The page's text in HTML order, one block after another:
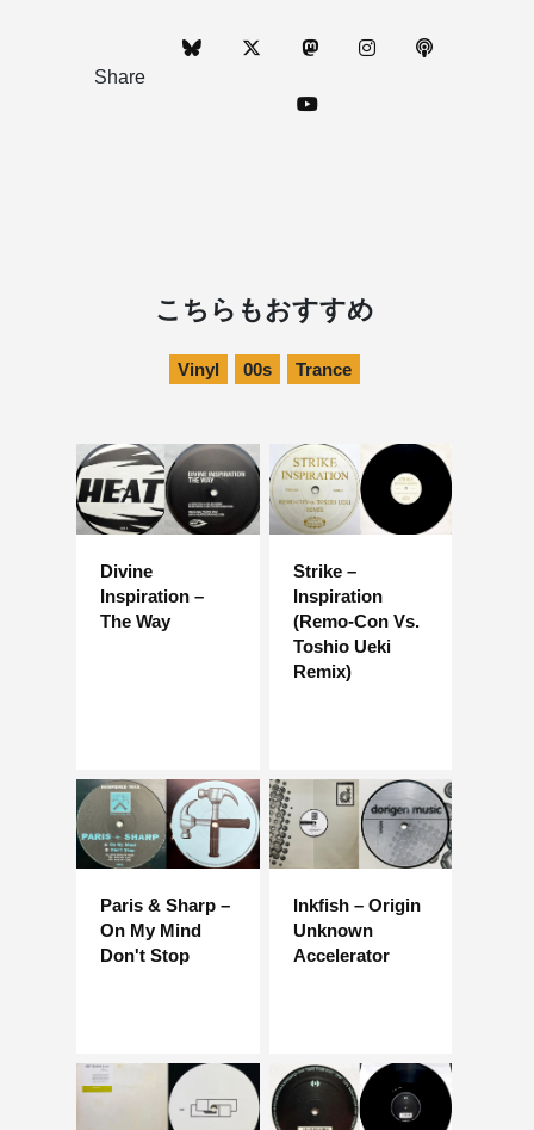
Share
こちらもおすすめ
Vinyl 00s Trance
Divine
Inspiration –
The Way
Strike –
Inspiration
(Remo-Con Vs.
Toshio Ueki
Remix)
Paris & Sharp –
On My Mind
Don't Stop
Inkfish – Origin
Unknown
Accelerator